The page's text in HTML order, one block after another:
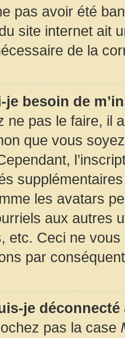
pas avoir été
site internet ait
de la
je besoin de
ne pas le faire, il
que vous
les avatars
aux autres
etc. Ceci ne
par
je
pas la case